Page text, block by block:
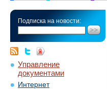
Подписка на новости:
Управление
документами
Интернет